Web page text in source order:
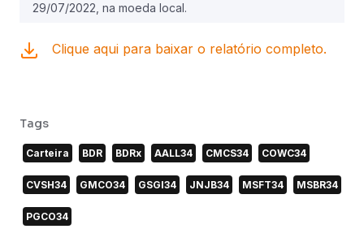
29/07/2022, na moeda local.
Clique aqui para baixar o relatório completo.
Tags
Carteira BDR BDRx AALL34 CMCS34 COWC34
CVSH34 GMCO34 GSGI34 JNJB34 MSFT34 MSBR34
PGCO34